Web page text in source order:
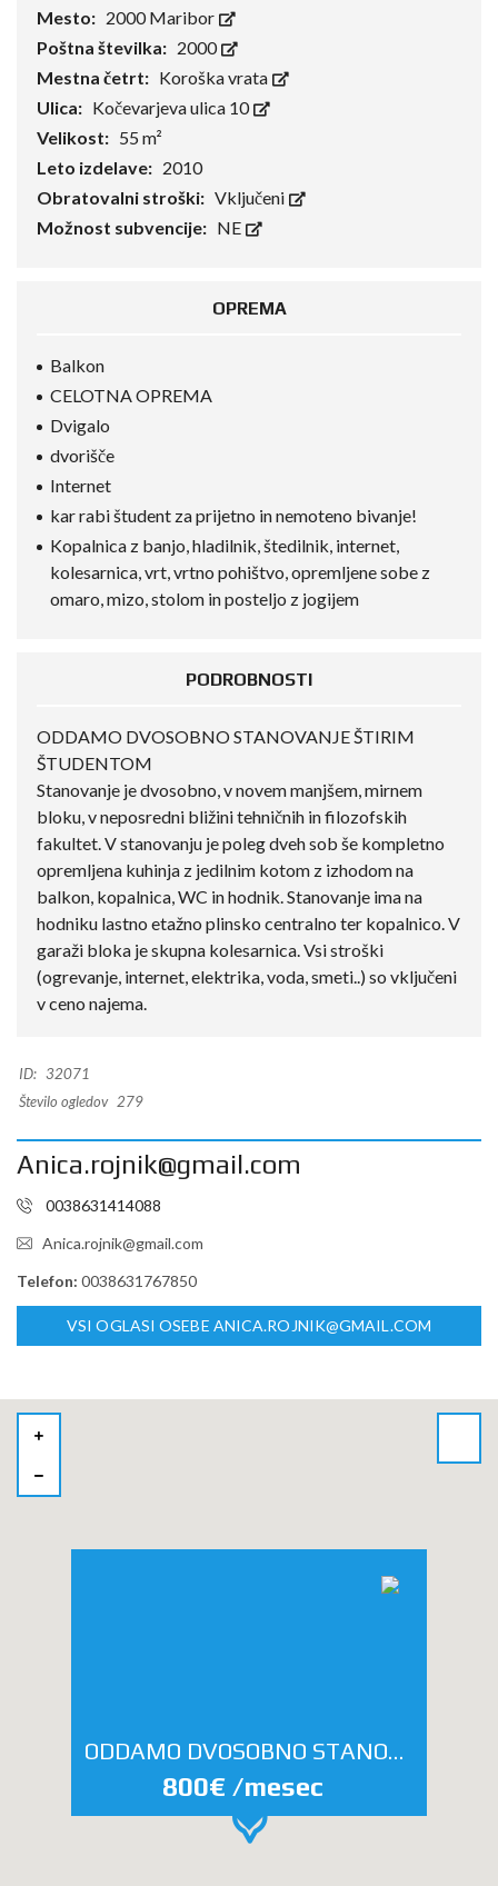
Mesto: 2000 Maribor
Poštna številka: 2000
Mestna četrt: Koroška vrata
Ulica: Kočevarjeva ulica 10
Velikost: 55 m²
Leto izdelave: 2010
Obratovalni stroški: Vključeni
Možnost subvencije: NE
OPREMA
Balkon
CELOTNA OPREMA
Dvigalo
dvorišče
Internet
kar rabi študent za prijetno in nemoteno bivanje!
Kopalnica z banjo, hladilnik, štedilnik, internet,
kolesarnica, vrt, vrtno pohištvo, opremljene sobe z
omaro, mizo, stolom in posteljo z jogijem
PODROBNOSTI
ODDAMO DVOSOBNO STANOVANJE ŠTIRIM
ŠTUDENTOM
Stanovanje je dvosobno, v novem manjšem, mirnem
bloku, v neposredni bližini tehničnih in filozofskih
fakultet. V stanovanju je poleg dveh sob še kompletno
opremljena kuhinja z jedilnim kotom z izhodom na
balkon, kopalnica, WC in hodnik. Stanovanje ima na
hodniku lastno etažno plinsko centralno ter kopalnico. V
garaži bloka je skupna kolesarnica. Vsi stroški
(ogrevanje, internet, elektrika, voda, smeti..) so vključeni
v ceno najema.
ID: 32071
Število ogledov 279
Anica.rojnik@gmail.com
0038631414088
Anica.rojnik@gmail.com
Telefon: 0038631767850
VSI OGLASI OSEBE ANICA.ROJNIK@GMAIL.COM
ODDAMO DVOSOBNO STANOVANJE 4 ŠTUDENTOM
800€ /mesec